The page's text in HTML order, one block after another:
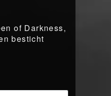
of Darkness,
besticht